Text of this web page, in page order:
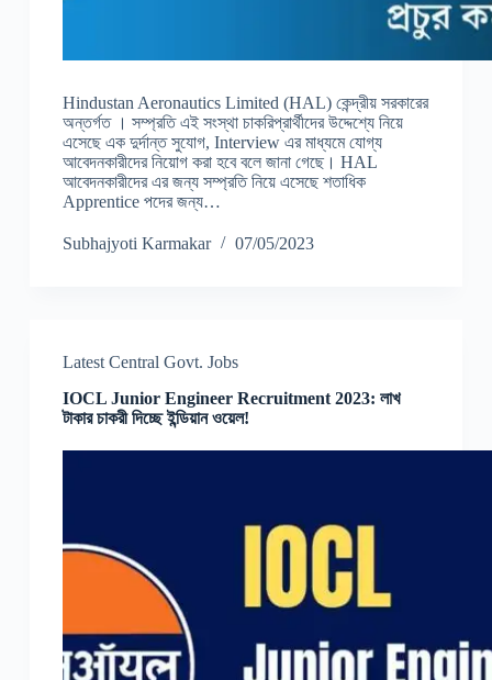
Hindustan Aeronautics Limited (HAL) কেন্দ্রীয় সরকারের
অন্তর্গত । সম্প্রতি এই সংস্থা চাকরিপ্রার্থীদের উদ্দেশ্যে নিয়ে
এসেছে এক দুর্দান্ত সুযোগ, Interview এর মাধ্যমে যোগ্য
আবেদনকারীদের নিয়োগ করা হবে বলে জানা গেছে। HAL
আবেদনকারীদের এর জন্য সম্প্রতি নিয়ে এসেছে শতাধিক
Apprentice পদের জন্য…
Subhajyoti Karmakar 07/05/2023
Latest Central Govt. Jobs
IOCL Junior Engineer Recruitment 2023: লাখ
টাকার চাকরী দিচ্ছে ইন্ডিয়ান ওয়েল!